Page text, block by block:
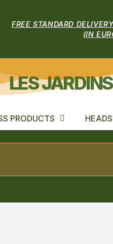
FREE STANDARD
(IN
LES
PRODUCTS